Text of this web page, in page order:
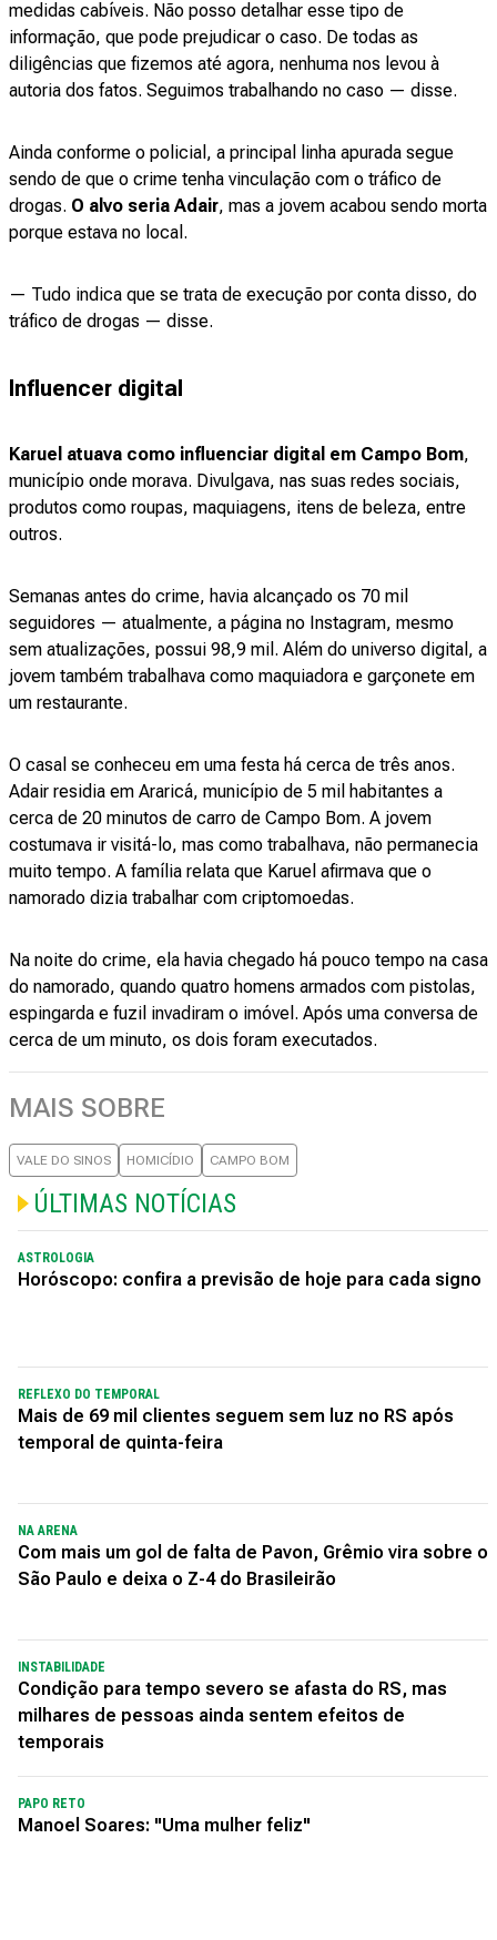
medidas cabíveis. Não posso detalhar esse tipo de
informação, que pode prejudicar o caso. De todas as
diligências que fizemos até agora, nenhuma nos levou à
autoria dos fatos. Seguimos trabalhando no caso — disse.
Ainda conforme o policial, a principal linha apurada segue
sendo de que o crime tenha vinculação com o tráfico de
drogas. O alvo seria Adair, mas a jovem acabou sendo morta
porque estava no local.
— Tudo indica que se trata de execução por conta disso, do
tráfico de drogas — disse.
Influencer digital
Karuel atuava como influenciar digital em Campo Bom,
município onde morava. Divulgava, nas suas redes sociais,
produtos como roupas, maquiagens, itens de beleza, entre
outros.
Semanas antes do crime, havia alcançado os 70 mil
seguidores — atualmente, a página no Instagram, mesmo
sem atualizações, possui 98,9 mil. Além do universo digital, a
jovem também trabalhava como maquiadora e garçonete em
um restaurante.
O casal se conheceu em uma festa há cerca de três anos.
Adair residia em Araricá, município de 5 mil habitantes a
cerca de 20 minutos de carro de Campo Bom. A jovem
costumava ir visitá-lo, mas como trabalhava, não permanecia
muito tempo. A família relata que Karuel afirmava que o
namorado dizia trabalhar com criptomoedas.
Na noite do crime, ela havia chegado há pouco tempo na casa
do namorado, quando quatro homens armados com pistolas,
espingarda e fuzil invadiram o imóvel. Após uma conversa de
cerca de um minuto, os dois foram executados.
MAIS SOBRE
VALE DO SINOS HOMICÍDIO CAMPO BOM
ÚLTIMAS NOTÍCIAS
ASTROLOGIA
Horóscopo: confira a previsão de hoje para cada signo
REFLEXO DO TEMPORAL
Mais de 69 mil clientes seguem sem luz no RS após
temporal de quinta-feira
NA ARENA
Com mais um gol de falta de Pavon, Grêmio vira sobre o
São Paulo e deixa o Z-4 do Brasileirão
INSTABILIDADE
Condição para tempo severo se afasta do RS, mas
milhares de pessoas ainda sentem efeitos de
temporais
PAPO RETO
Manoel Soares: "Uma mulher feliz"